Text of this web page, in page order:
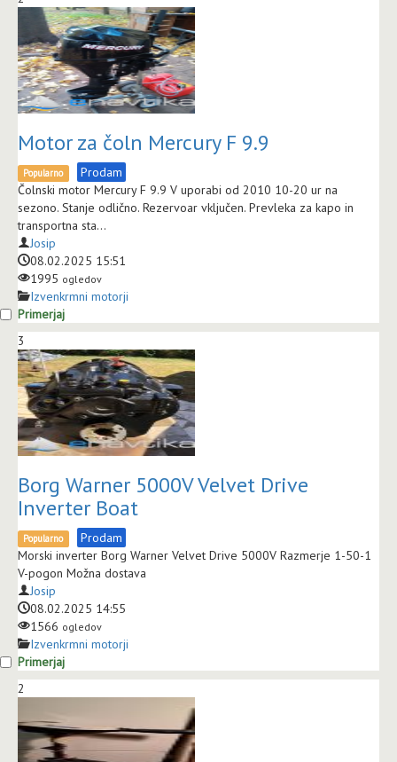
Motor za čoln Mercury F 9.9
Popularno
Prodam
Čolnski motor Mercury F 9.9 V uporabi od 2010 10-20 ur na
sezono. Stanje odlično. Rezervoar vključen. Prevleka za kapo in
transportna sta...
Josip
08.02.2025 15:51
1995 ogledov
Izvenkrmni motorji
Primerjaj
3
Borg Warner 5000V Velvet Drive
Inverter Boat
Popularno
Prodam
Morski inverter Borg Warner Velvet Drive 5000V Razmerje 1-50-1
V-pogon Možna dostava
Josip
08.02.2025 14:55
1566 ogledov
Izvenkrmni motorji
Primerjaj
2